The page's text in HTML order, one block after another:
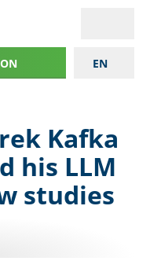
EN
Kafka
his LLM
studies